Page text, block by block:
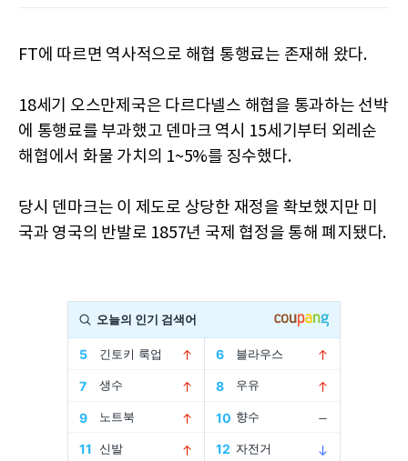
FT에 따르면 역사적으로 해협 통행료는 존재해 왔다.
18세기 오스만제국은 다르다넬스 해협을 통과하는 선박
에 통행료를 부과했고 덴마크 역시 15세기부터 외레순
해협에서 화물 가치의 1~5%를 징수했다.
당시 덴마크는 이 제도로 상당한 재정을 확보했지만 미
국과 영국의 반발로 1857년 국제 협정을 통해 폐지됐다.